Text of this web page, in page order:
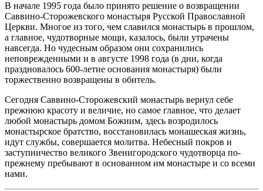
В начале 1995 года было принято решение о возвращении
Саввино-Сторожевского монастыря Русской Православной
Церкви. Многое из того, чем славился монастырь в прошлом,
а главное, чудотворные мощи, казалось, были утрачены
навсегда. Но чудесным образом они сохранились
неповрежденными и в августе 1998 года (в дни, когда
праздновалось 600-летие основания монастыря) были
торжественно возвращены в обитель.
Сегодня Саввино-Сторожевский монастырь вернул себе
прежнюю красоту и величие, но самое главное, что делает
любой монастырь домом Божиим, здесь возродилось
монастырское братство, восстановилась монашеская жизнь,
идут службы, совершается молитва. Небесный покров и
заступничество великого Звенигородского чудотворца по-
прежнему пребывают в основанном им монастыре и со всеми
нами.